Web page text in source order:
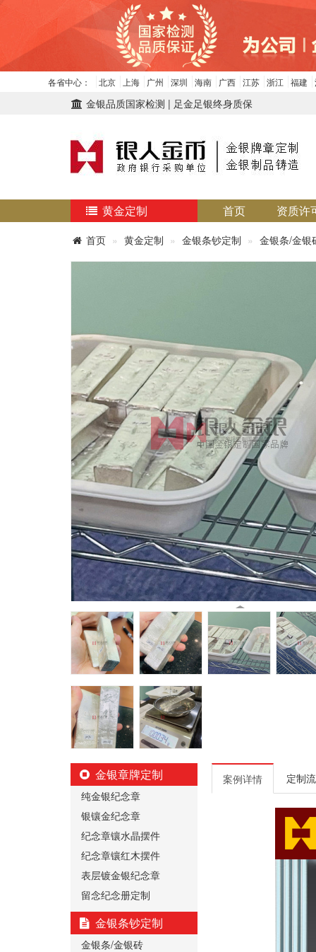
各省中心： 北京 上海 广州 深圳 海南 广西 江苏 浙江 福建
金银品质国家检测 | 足金足银终身质保
黄金定制 首页 资质许
首页 黄金定制 金银条钞定制 金银条/金银
金银章牌定制
纯金银纪念章
银镶金纪念章
纪念章镶水晶摆件
纪念章镶红木摆件
表层镀金银纪念章
留念纪念册定制
金银条钞定制
金银条/金银砖
案例详情 定制